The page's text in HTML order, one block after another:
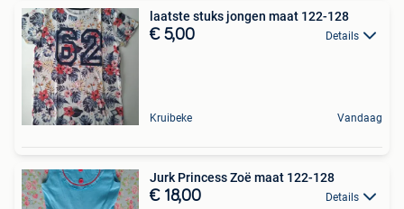
laatste stuks jongen maat 122-128
€ 5,00 Details
Kruibeke Vandaag
Jurk Princess Zoë maat 122-128
€ 18,00 Details